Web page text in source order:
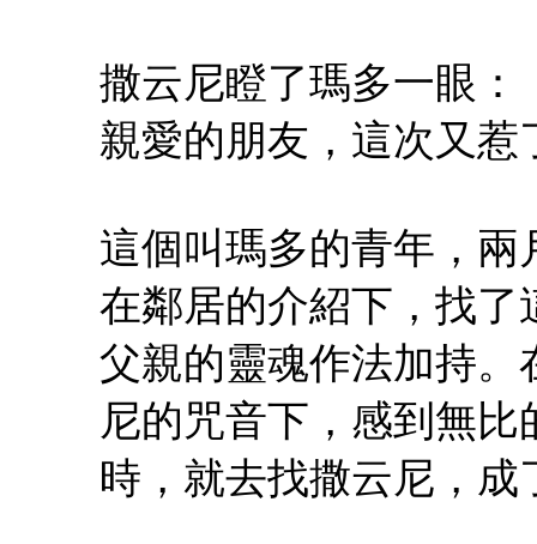
撒云尼瞪了瑪多一眼
親愛的朋友，這次又
這個叫瑪多的青年，
在鄰居的介紹下，找
父親的靈魂作法加持
尼的咒音下，感到無
時，就去找撒云尼，